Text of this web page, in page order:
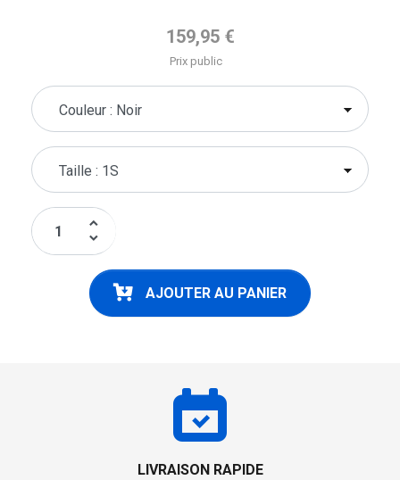
Prix de base
159,95 €
Prix public
keyboard_arrow_up
keyboard_arrow_down
AJOUTER AU PANIER
LIVRAISON RAPIDE